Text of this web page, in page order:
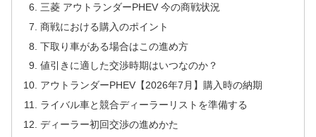
三菱 アウトランダーPHEV 今の商戦状況
商戦における購入のポイント
下取り車がある場合はこの進め方
値引きに適した交渉時期はいつなのか？
アウトランダーPHEV【2026年7月】購入時の納期
ライバル車と競合ディーラーリストを準備する
ディーラー初回交渉の進めかた